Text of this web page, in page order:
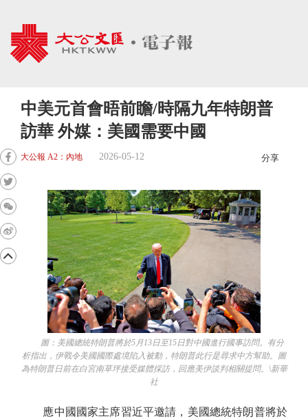
中美元首會晤前瞻/時隔九年特朗普
訪華 外媒：美國需要中國
大公報 A2：內地 2026-05-12 分享
圖：美國總統特朗普將於5月13日至15日對中國進行國事訪問。有分
析指出，伊戰令美國國際處境陷入被動，特朗普此行是尋求中方幫助。圖
為特朗普日前在白宮南草坪接受媒體採訪，回應美伊談判相關提問。\新華
社
應中國國家主席習近平邀請，美國總統特朗普將於